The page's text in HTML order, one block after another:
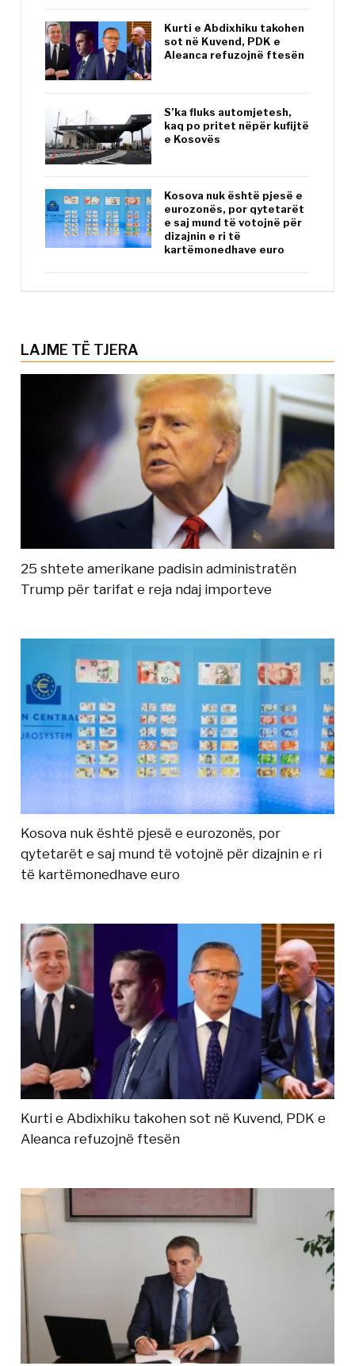
Kurti e Abdixhiku takohen
sot në Kuvend, PDK e
Aleanca refuzojnë ftesën
S’ka fluks automjetesh,
kaq po pritet nëpër kufijtë
e Kosovës
Kosova nuk është pjesë e
eurozonës, por qytetarët
e saj mund të votojnë për
dizajnin e ri të
kartëmonedhave euro
LAJME TË TJERA
25 shtete amerikane padisin administratën
Trump për tarifat e reja ndaj importeve
Kosova nuk është pjesë e eurozonës, por
qytetarët e saj mund të votojnë për dizajnin e ri
të kartëmonedhave euro
Kurti e Abdixhiku takohen sot në Kuvend, PDK e
Aleanca refuzojnë ftesën